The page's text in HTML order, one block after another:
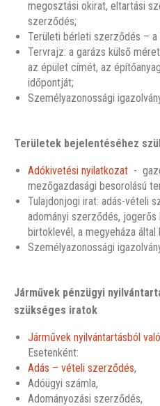
megosztási okirat, eltartási
szerződés;
Területi bérleti szerződés –
Tervrajz: a garázs külső
az épület címét, az
időpontját;
Személyazonossági
Területek bejelentéséhez
Adókivetési nyilatkozat -
mezőgazdasági besorolású
Tulajdonjogi irat: adás-vételi
adományi szerződés,
birtoklevél, a megyeháza
Személyazonossági
Járművek pénzügyi
szükséges iratok
Járművek nyilvántartásból
Esetenként:
Adás – vételi szerződés,
Adóügyi számla,
Adományozási szerződés,